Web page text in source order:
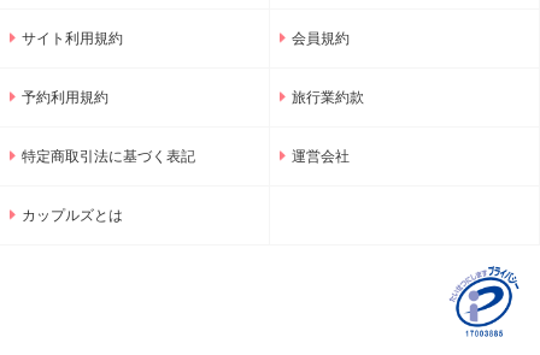
サイト利用規約 会員規約
予約利用規約 旅行業約款
特定商取引法に基づく表記 運営会社
カップルズとは